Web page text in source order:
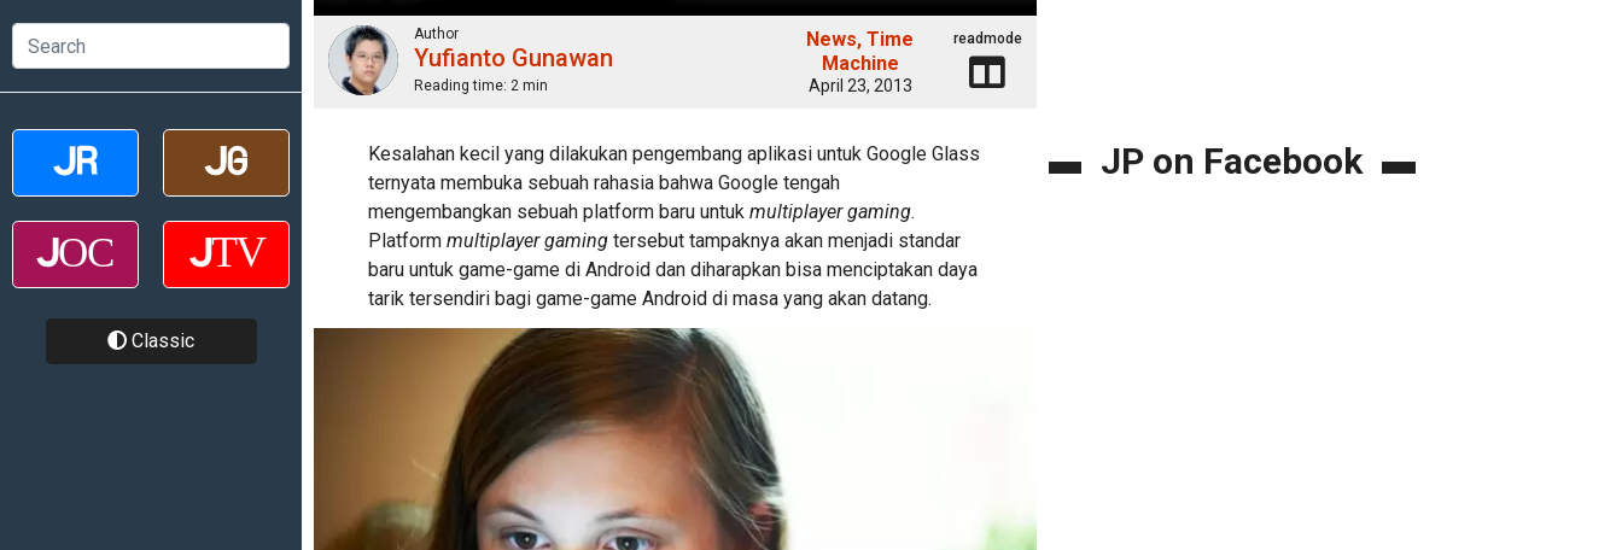
Classic
Author
Yufianto Gunawan
Reading time: 2 min
News Time
Machine
April 23, 2013
readmode
Kesalahan kecil yang dilakukan pengembang aplikasi untuk Google Glass
ternyata membuka sebuah rahasia bahwa Google tengah
mengembangkan sebuah platform baru untuk multiplayer gaming.
Platform multiplayer gamingtersebut tampaknya akan menjadi standar
baru untuk game-game di Android dan diharapkan bisa menciptakan daya
tarik tersendiri bagi game-game Android di masa yang akan datang.
JP on Facebook